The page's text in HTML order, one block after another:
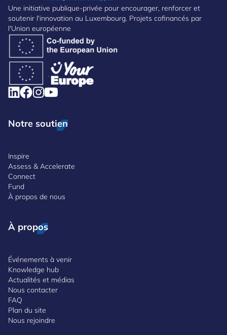
Une initiative publique-privée pour encourager, renforcer et
soutenir l'innovation au Luxembourg. Projets cofinancés par
l'Union européenne
Notre soutien
Inspire
Assess & Accelerate
Connect
Fund
À propos de nous
À propos
Événements à venir
Knowledge hub
Actualités et médias
Nous contacter
FAQ
Plan du site
Nous rejoindre